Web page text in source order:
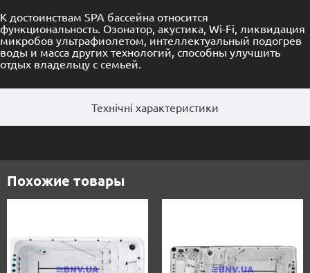
Технічні характеристики
К достоинствам SPA бассейна относится
функциональность. Озонатор, акустика, Wi-Fi, ликвидация
микробов ультрафиолетом, интеллектуальный подогрев
воды и масса других технологий, способны улучшить
отдых владельцу с семьей.
Похожие товары